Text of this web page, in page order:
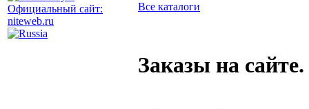
Официальный сайт:
niteweb.ru
Все каталоги
Заказы на сайте.